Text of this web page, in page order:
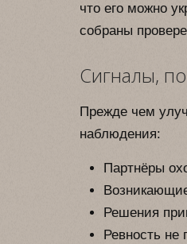
что его можно
собраны
Сигналы,
Прежде чем
наблюдения:
Партнёры
Решения
Ревность не